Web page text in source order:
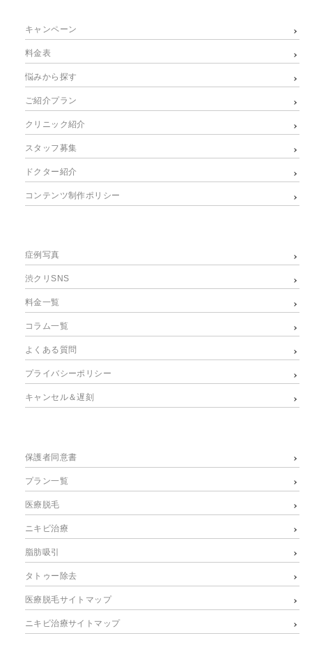
キャンペーン
料金表
悩みから探す
ご紹介プラン
クリニック紹介
スタッフ募集
ドクター紹介
コンテンツ制作ポリシー
症例写真
渋クリSNS
料金一覧
コラム一覧
よくある質問
プライバシーポリシー
キャンセル＆遅刻
保護者同意書
プラン一覧
医療脱毛
ニキビ治療
脂肪吸引
タトゥー除去
医療脱毛サイトマップ
ニキビ治療サイトマップ